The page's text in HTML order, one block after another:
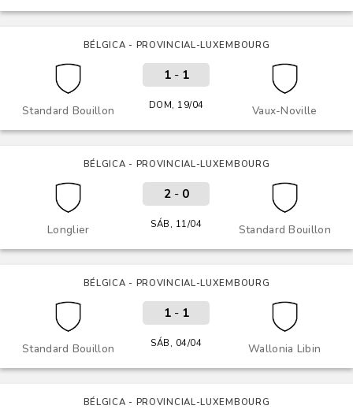
BÉLGICA - PROVINCIAL-LUXEMBOURG
Standard Bouillon Vaux-Noville
1- 1
DOM, 19/04
BÉLGICA - PROVINCIAL-LUXEMBOURG
Longlier Standard Bouillon
2- 0
SÁB, 11/04
BÉLGICA - PROVINCIAL-LUXEMBOURG
Standard Bouillon Wallonia Libin
1- 1
SÁB, 04/04
BÉLGICA - PROVINCIAL-LUXEMBOURG